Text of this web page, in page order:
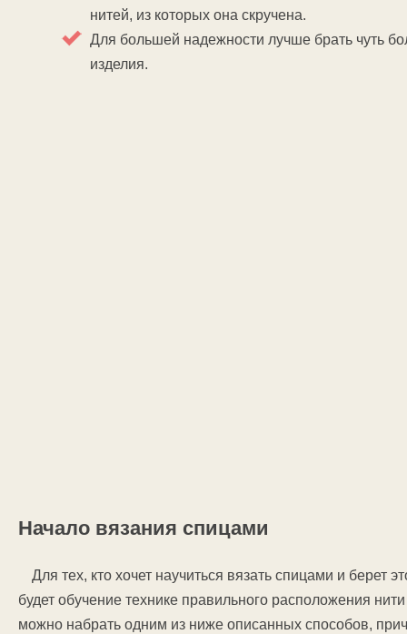
нитей, из которых она скручена.
Для большей надежности лучше брать чуть
изделия.
Начало вязания спицами
Для тех, кто хочет научиться вязать спицами и берет
будет обучение технике правильного расположения
можно набрать одним из ниже описанных способов,